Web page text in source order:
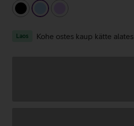
must
helesinine
Laos Kohe ostes kaup kätte alates